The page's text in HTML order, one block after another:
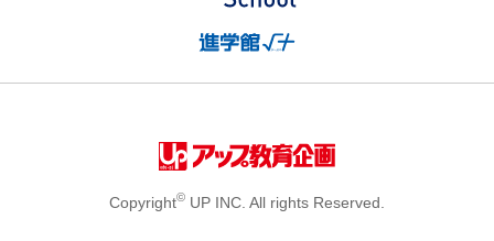
Copyright© UP INC. All rights Reserved.